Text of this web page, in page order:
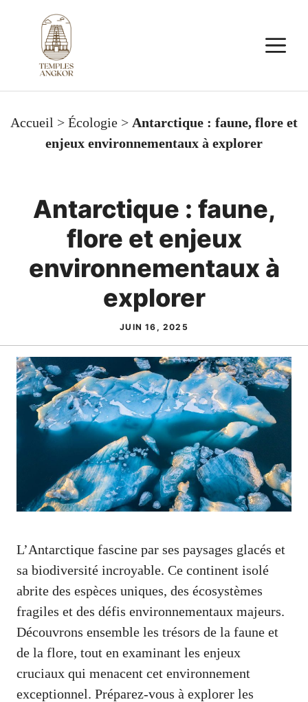
contenu
Accueil > Écologie > Antarctique : faune, flore et
enjeux environnementaux à explorer
Antarctique : faune,
flore et enjeux
environnementaux à
explorer
JUIN 16, 2025
L’Antarctique fascine par ses paysages glacés et
sa biodiversité incroyable. Ce continent isolé
abrite des espèces uniques, des écosystèmes
fragiles et des défis environnementaux majeurs.
Découvrons ensemble les trésors de la faune et
de la flore, tout en examinant les enjeux
cruciaux qui menacent cet environnement
exceptionnel. Préparez-vous à explorer les